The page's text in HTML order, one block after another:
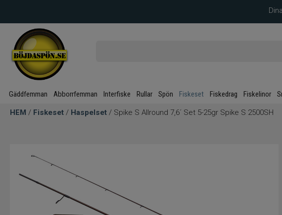
Gäddfemman Abborrfemman Interfiske Rullar Spön Fiskeset Fiskedrag Fiskelinor
HEM / Fiskeset / Haspelset / Spike S Allround 7,6´ Set 5-25gr Spike S 2500SH